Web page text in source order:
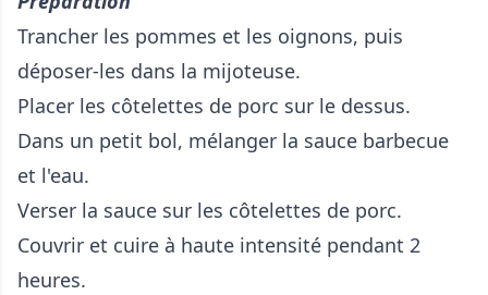
Trancher les pommes et les oignons, puis
déposer-les dans la mijoteuse.
Placer les côtelettes de porc sur le dessus.
Dans un petit bol, mélanger la sauce barbecue
et l'eau.
Verser la sauce sur les côtelettes de porc.
Couvrir et cuire à haute intensité pendant 2
heures.